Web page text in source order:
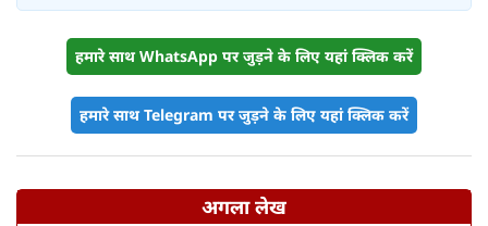
हमारे साथ WhatsApp पर जुड़ने के लिए यहां क्लिक करें
हमारे साथ Telegram पर जुड़ने के लिए यहां क्लिक करें
अगला लेख